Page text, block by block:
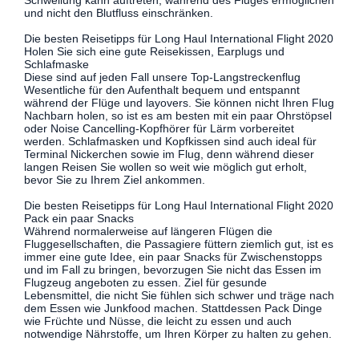
und nicht den Blutfluss einschränken.
Die besten Reisetipps für Long Haul International Flight 2020
Holen Sie sich eine gute Reisekissen, Earplugs und
Schlafmaske
Diese sind auf jeden Fall unsere Top-Langstreckenflug
Wesentliche für den Aufenthalt bequem und entspannt
während der Flüge und layovers. Sie können nicht Ihren Flug
Nachbarn holen, so ist es am besten mit ein paar Ohrstöpsel
oder Noise Cancelling-Kopfhörer für Lärm vorbereitet
werden. Schlafmasken und Kopfkissen sind auch ideal für
Terminal Nickerchen sowie im Flug, denn während dieser
langen Reisen Sie wollen so weit wie möglich gut erholt,
bevor Sie zu Ihrem Ziel ankommen.
Die besten Reisetipps für Long Haul International Flight 2020
Pack ein paar Snacks
Während normalerweise auf längeren Flügen die
Fluggesellschaften, die Passagiere füttern ziemlich gut, ist es
immer eine gute Idee, ein paar Snacks für Zwischenstopps
und im Fall zu bringen, bevorzugen Sie nicht das Essen im
Flugzeug angeboten zu essen. Ziel für gesunde
Lebensmittel, die nicht Sie fühlen sich schwer und träge nach
dem Essen wie Junkfood machen. Stattdessen Pack Dinge
wie Früchte und Nüsse, die leicht zu essen und auch
notwendige Nährstoffe, um Ihren Körper zu halten zu gehen.